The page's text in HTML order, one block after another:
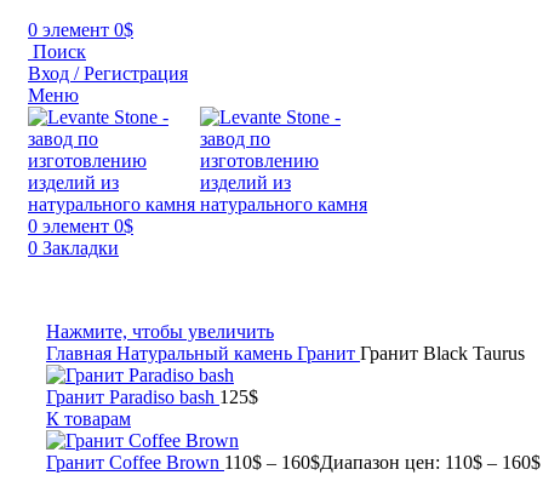
0 элемент 0$
Поиск
Вход / Регистрация
Меню
0 элемент 0$
0 Закладки
Нажмите, чтобы увеличить
Главная Натуральный камень Гранит Гранит Black Taurus
Гранит Paradiso bash 125$
К товарам
Гранит Coffee Brown 110$ – 160$Диапазон цен: 110$ – 160$